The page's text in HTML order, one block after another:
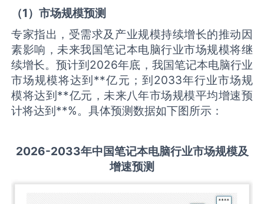
（1）市场规模预测
专家指出，受需求及产业规模持续增长的推动因
素影响，未来我国笔记本电脑行业市场规模将继
续增长。预计到2026年底，我国笔记本电脑行业
市场规模将达到**亿元；到2033年行业市场规
模将达到**亿元，未来八年市场规模平均增速预
计将达到**%。具体预测数据如下图所示：
2026-2033年中国笔记本电脑行业市场规模及
增速预测